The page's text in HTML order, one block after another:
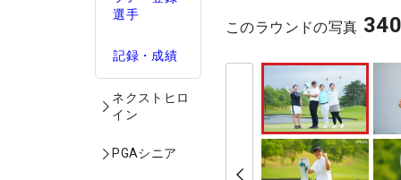
選手
記録・成績
ネクストヒロ
イン
PGAシニア
このラウンドの写真